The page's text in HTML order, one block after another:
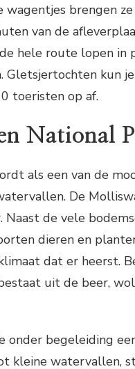
wagentjes brengen
van de
hele route lopen in
kun
toeristen op af.
National
als een van de
De
de vele
dieren en
dat er heerst.
uit de beer,
onder begeleiding
kleine watervallen,